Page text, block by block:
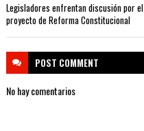
Legisladores enfrentan discusión por el
proyecto de Reforma Constitucional
POST COMMENT
No hay comentarios